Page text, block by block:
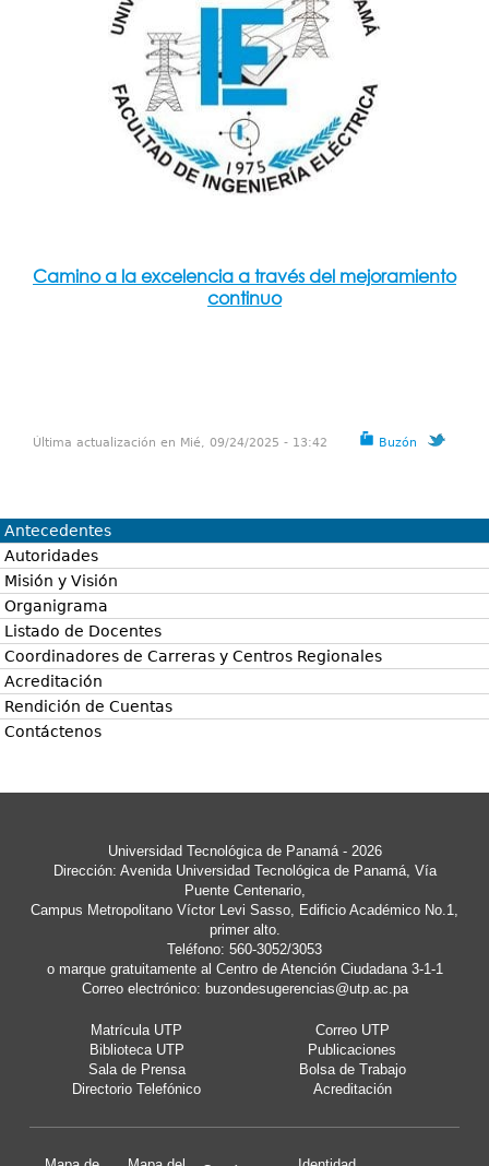
Camino a la excelencia a través del mejoramiento
continuo
Buzón
Última actualización en Mié, 09/24/2025 - 13:42
Antecedentes
Autoridades
Misión y Visión
Organigrama
Listado de Docentes
Coordinadores de Carreras y Centros Regionales
Acreditación
Rendición de Cuentas
Contáctenos
Universidad Tecnológica de Panamá - 2026
Dirección: Avenida Universidad Tecnológica de Panamá, Vía
Puente Centenario,
Campus Metropolitano Víctor Levi Sasso, Edificio Académico No.1,
primer alto.
Teléfono: 560-3052/3053
o marque gratuitamente al Centro de Atención Ciudadana 3-1-1
Correo electrónico: buzondesugerencias@utp.ac.pa
Matrícula UTP
Correo UTP
Biblioteca UTP
Publicaciones
Sala de Prensa
Bolsa de Trabajo
Directorio Telefónico
Acreditación